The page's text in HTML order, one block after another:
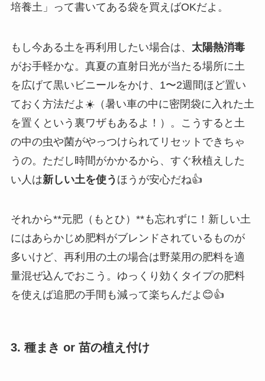
培養土」って書いてある袋を買えばOKだよ。
もし今ある土を再利用したい場合は、 太陽熱消毒
がお手軽かな。真夏の直射日光が当たる場所に土
を広げて黒いビニールをかけ、1〜2週間ほど置い
ておく方法だよ☀️（暑い車の中に密閉袋に入れた土
を置くという裏ワザもあるよ！）。こうすると土
の中の虫や菌がやっつけられてリセットできちゃ
うの。ただし時間がかかるから、すぐ秋植えした
い人は新しい土を使う ほうが安心だね👍
それから**元肥（もとひ）**も忘れずに！新しい土
にはあらかじめ肥料がブレンドされているものが
多いけど、再利用の土の場合は野菜用の肥料を適
量混ぜ込んでおこう。ゆっくり効くタイプの肥料
を使えば追肥の手間も減って楽ちんだよ😊👍
3. 種まき or 苗の植え付け